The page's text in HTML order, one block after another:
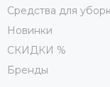
Средства для
Новинки
СКИДКИ %
Бренды